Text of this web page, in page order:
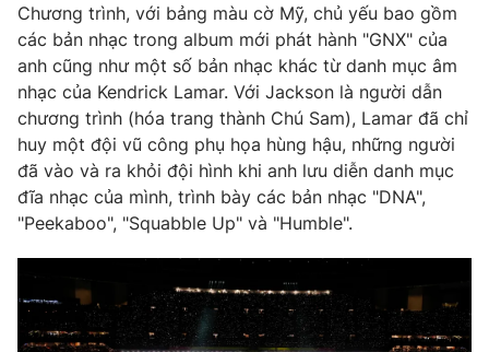
Giải sao mai
Sao
Làm đẹp
Chất lượng cuộc sống
Giáo dục
Tuyển sinh
Học trực tuyến
Công nghệ
Hitech Công nghệ tương lai
Sản phẩm
Thị trường
Tư vấn
Giao lưu trực tuyến
Lịch phát sóng
Chuyên mục khác
Emagazine Podcast
Chương trình, với bảng màu cờ Mỹ, chủ yếu bao gồm
các bản nhạc trong album mới phát hành "GNX" của
anh cũng như một số bản nhạc khác từ danh mục âm
nhạc của Kendrick Lamar. Với Jackson là người dẫn
chương trình (hóa trang thành Chú Sam), Lamar đã chỉ
huy một đội vũ công phụ họa hùng hậu, những người
đã vào và ra khỏi đội hình khi anh lưu diễn danh mục
đĩa nhạc của mình, trình bày các bản nhạc "DNA",
"Peekaboo", "Squabble Up" và "Humble".